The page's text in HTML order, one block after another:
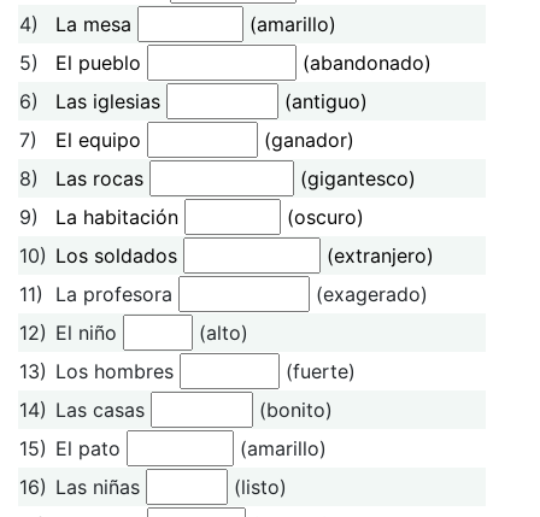
4)
La mesa
(amarillo)
5)
El pueblo
(abandonado)
6)
Las iglesias
(antiguo)
7)
El equipo
(ganador)
8)
Las rocas
(gigantesco)
9)
La habitación
(oscuro)
10) Los soldados
(extranjero)
11)
La profesora
(exagerado)
12) El niño
(alto)
13) Los hombres
(fuerte)
14) Las casas
(bonito)
15) El pato
(amarillo)
16) Las niñas
(listo)